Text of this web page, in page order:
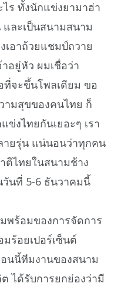
ร ทั้งนักแข่งยามาฮ่า
ละเป็นสนามสนาม
อาถ้วยแชมป์ถวาย
อยู่หัว ผมเชื่อว่า
จะขึ้นโพลเดียม ขอ
ามสุขของคนไทย ก็
ข่งไทยกันเยอะๆ เรา
ยรุ่น แน่นอนว่าทุกคน
ติไทยในสนามช้าง
วันที่ 5-6 ธันวาคมนี้
พร้อมของการจัดการ
ร้อยเปอร์เซ็นต์
นนี้ทีมงานของสนาม
ได้รับการยกย่องว่ามี